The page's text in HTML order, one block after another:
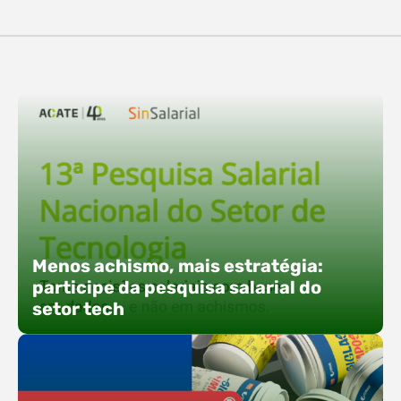
O Polo ACATE-ACIRS confirma presença na
direta: transformar o espaço em um ponto ativo
de conexões e oportunidades. Ao lado do polo, 13
empresas associadas integram o espaço tech,
que estará conectado a um dos palcos
alternativos do evento. A presença conjunta
fortalece o ecossistema e amplia…
Menos achismo, mais estratégia:
participe da pesquisa salarial do
setor tech